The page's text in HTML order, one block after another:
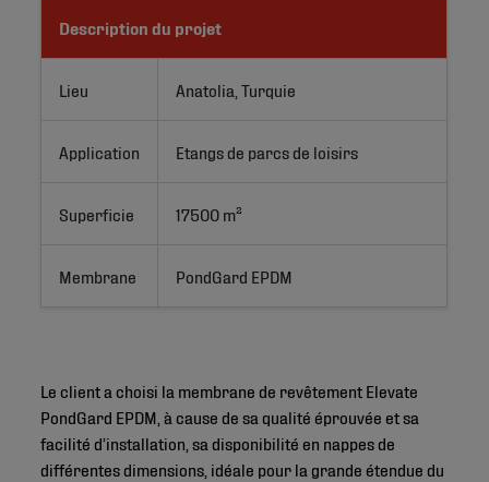
Description du projet
Lieu Anatolia, Turquie
Application Etangs de parcs de loisirs
Superficie 17500 m²
Membrane PondGard EPDM
Le client a choisi la membrane de revêtement Elevate
PondGard EPDM, à cause de sa qualité éprouvée et sa
facilité d’installation, sa disponibilité en nappes de
différentes dimensions, idéale pour la grande étendue du